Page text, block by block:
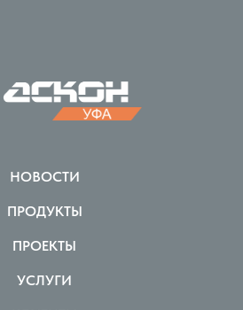
НОВОСТИ
ПРОДУКТЫ
ПРОЕКТЫ
УСЛУГИ